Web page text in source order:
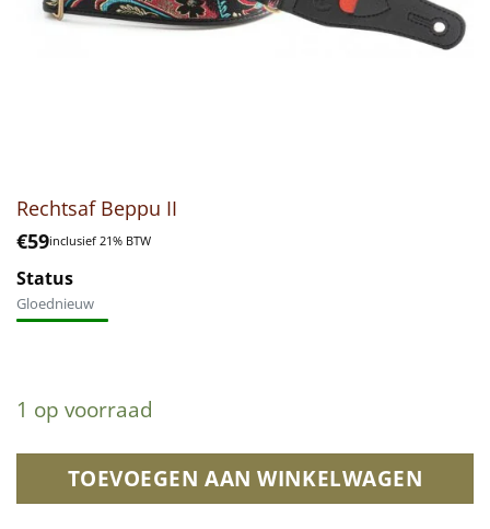
Rechtsaf Beppu II
€59inclusief 21% BTW
Status
Gloednieuw
1 op voorraad
TOEVOEGEN AAN WINKELWAGEN